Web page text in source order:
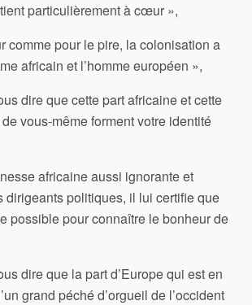
particulièrement à cœur »,
comme pour le pire, la colonisation a
africain et l’homme européen »,
dire que cette part africaine et cette
vous-même forment votre identité
africaine aussi ignorante et
dirigeants politiques, il lui certifie que
possible pour connaître le bonheur de
dire que la part d’Europe qui est en
grand péché d’orgueil de l’occident